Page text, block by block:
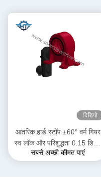
विडियो
आंतरिक हार्ड स्टॉप ±60° वर्म गियर
स्व लॉक और परिशुद्धता 0.15 डिग्री
के साथ स्लीव ड्राइव
सबसे अच्छी कीमत पाएं